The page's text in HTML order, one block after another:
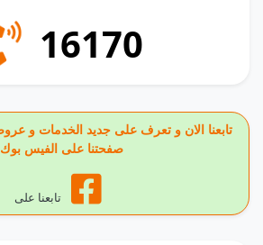
16170
صفحتنا على الفيس بوك
تابعنا على